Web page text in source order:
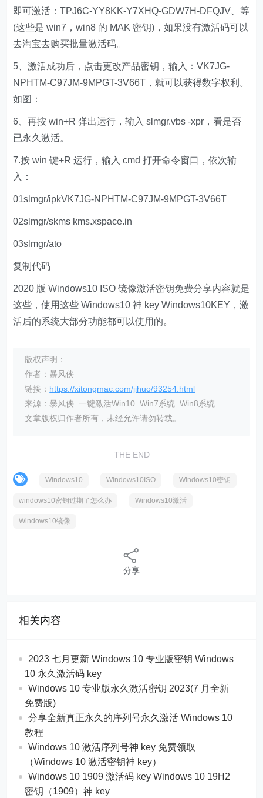
即可激活：TPJ6C-YY8KK-Y7XHQ-GDW7H-DFQJV、等
(这些是 win7，win8 的 MAK 密钥)，如果没有激活码可以
去淘宝去购买批量激活码。
5、激活成功后，点击更改产品密钥，输入：VK7JG-
NPHTM-C97JM-9MPGT-3V66T，就可以获得数字权利。
如图：
6、再按 win+R 弹出运行，输入 slmgr.vbs -xpr，看是否
已永久激活。
7.按 win 键+R 运行，输入 cmd 打开命令窗口，依次输
入：
01slmgr/ipkVK7JG-NPHTM-C97JM-9MPGT-3V66T
02slmgr/skms kms.xspace.in
03slmgr/ato
复制代码
2020 版 Windows10 ISO 镜像激活密钥免费分享内容就是
这些，使用这些 Windows10 神 key Windows10KEY，激
活后的系统大部分功能都可以使用的。
版权声明：
作者：暴风侠
链接： https://xitongmac.com/jihuo/93254.html
来源：暴风侠_一键激活Win10_Win7系统_Win8系统
文章版权归作者所有，未经允许请勿转载。
THE END
Windows10 Windows10ISO Windows10密钥
windows10密钥过期了怎么办 Windows10激活
Windows10镜像
分享
相关内容
2023 七月更新 Windows 10 专业版密钥 Windows
10 永久激活码 key
Windows 10 专业版永久激活密钥 2023(7 月全新
免费版)
分享全新真正永久的序列号永久激活 Windows 10
教程
Windows 10 激活序列号神 key 免费领取
（Windows 10 激活密钥神 key）
Windows 10 1909 激活码 key Windows 10 19H2
密钥（1909）神 key